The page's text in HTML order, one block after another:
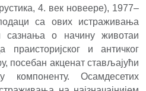
4. век новеере), 1977–
са ових истраживања
сазнања о начину животаи
праисторијског и античког
посебан акценат стављајући
компоненту. Осамдесетих